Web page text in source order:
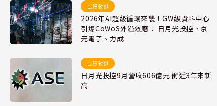
台股動態
2026年AI超級循環來襲！GW級資料中心
引爆CoWoS外溢效應： 日月光投控、京
元電子、力成
台股動態
日月光投控9月營收606億元 衝近3年來新
高